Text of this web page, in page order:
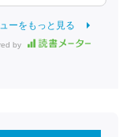
ーをもっと見る
by